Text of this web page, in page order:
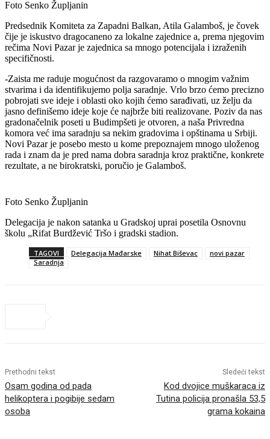
Foto Senko Župljanin
Predsednik Komiteta za Zapadni Balkan, Atila Galamboš, je čovek
čije je iskustvo dragocaneno za lokalne zajednice a, prema njegovim
rečima Novi Pazar je zajednica sa mnogo potencijala i izraženih
specifičnosti.
-Zaista me raduje mogućnost da razgovaramo o mnogim važnim
stvarima i da identifikujemo polja saradnje. Vrlo brzo ćemo precizno
pobrojati sve ideje i oblasti oko kojih ćemo sarađivati, uz želju da
jasno definišemo ideje koje će najbrže biti realizovane. Poziv da nas
gradonačelnik poseti u Budimpšeti je otvoren, a naša Privredna
komora već ima saradnju sa nekim gradovima i opštinama u Srbiji.
Novi Pazar je posebo mesto u kome prepoznajem mnogo uloženog
rada i znam da je pred nama dobra saradnja kroz praktične, konkrete
rezultate, a ne birokratski, poručio je Galamboš.
Foto Senko Župljanin
Delegacija je nakon satanka u Gradskoj uprai posetila Osnovnu
školu „Rifat Burdžević Tršo i gradski stadion.
TAGOVI Delegacija Mađarske Nihat Biševac
novi pazar
Saradnja
Prethodni tekst
Osam godina od pada
helikoptera i pogibije sedam
osoba
Sledeći tekst
Kod dvojice muškaraca iz
Tutina policija pronašla 53,5
grama kokaina